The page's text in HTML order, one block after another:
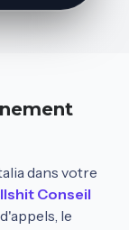
dans votre
Conseil
le